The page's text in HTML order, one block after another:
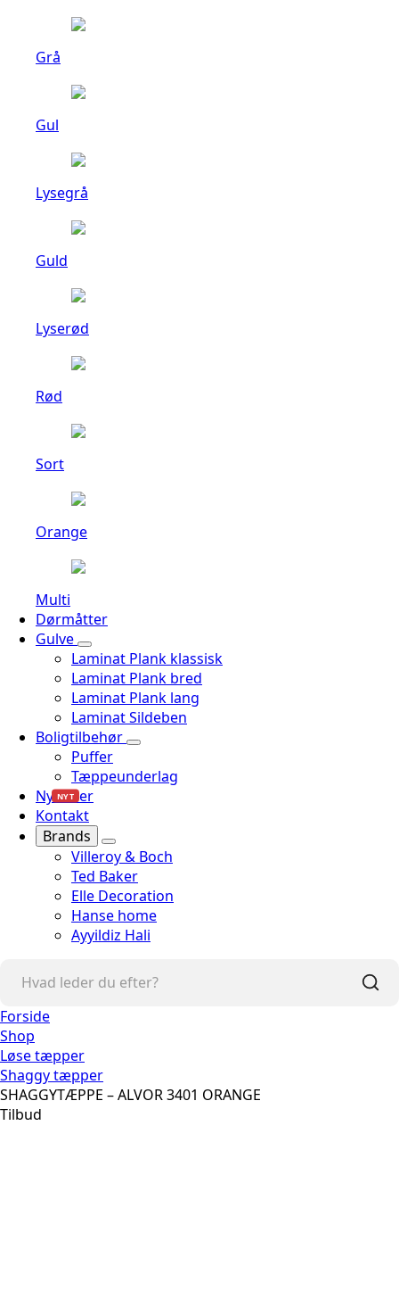
Grå
Gul
Lysegrå
Guld
Lyserød
Rød
Sort
Orange
Multi
Dørmåtter
Gulve
Laminat Plank klassisk
Laminat Plank bred
Laminat Plank lang
Laminat Sildeben
Boligtilbehør
Puffer
Tæppeunderlag
Nyheder
NYT
Kontakt
Brands
Villeroy & Boch
Ted Baker
Elle Decoration
Hanse home
Ayyildiz Hali
Forside
Shop
Løse tæpper
Shaggy tæpper
SHAGGYTÆPPE – ALVOR 3401 ORANGE
Tilbud